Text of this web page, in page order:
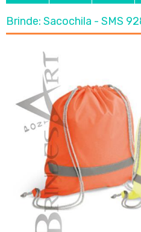
Brinde: Sacochila - SMS